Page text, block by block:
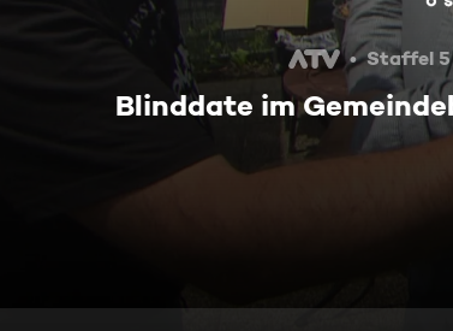
Staffel 5
Blinddate im